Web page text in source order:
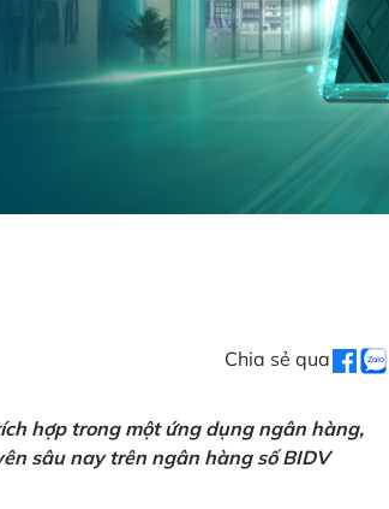
Chia sẻ qua
hợp trong một ứng dụng ngân hàng,
sâu nay trên ngân hàng số BIDV